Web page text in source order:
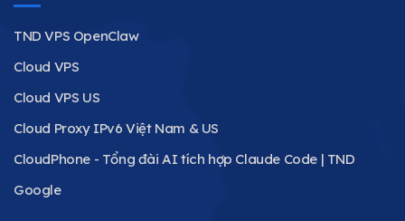
TND VPS OpenClaw
Cloud VPS
Cloud VPS US
Cloud Proxy IPv6 Việt Nam & US
CloudPhone - Tổng đài AI tích hợp Claude Code | TND
Google